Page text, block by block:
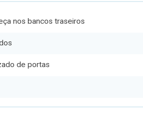
nos bancos traseiros
de portas